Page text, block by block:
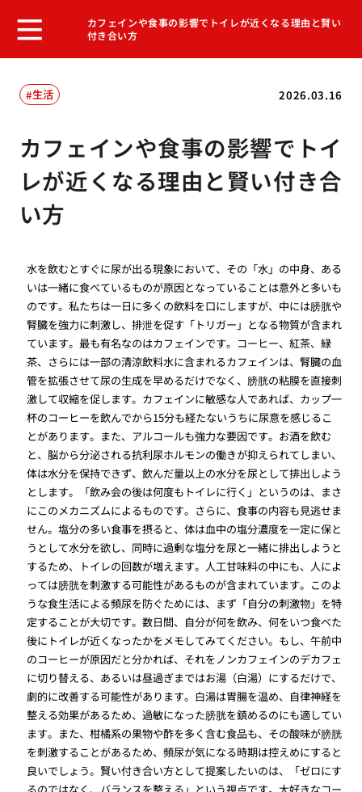
カフェインや食事の影響でトイレが近くなる理由と賢い
付き合い方
2026.03.16
生活
カフェインや食事の影響でトイ
レが近くなる理由と賢い付き合
い方
水を飲むとすぐに尿が出る現象において、その「水」の中身、ある
いは一緒に食べているものが原因となっていることは意外と多いも
のです。私たちは一日に多くの飲料を口にしますが、中には膀胱や
腎臓を強力に刺激し、排泄を促す「トリガー」となる物質が含まれ
ています。最も有名なのはカフェインです。コーヒー、紅茶、緑
茶、さらには一部の清涼飲料水に含まれるカフェインは、腎臓の血
管を拡張させて尿の生成を早めるだけでなく、膀胱の粘膜を直接刺
激して収縮を促します。カフェインに敏感な人であれば、カップ一
杯のコーヒーを飲んでから15分も経たないうちに尿意を感じるこ
とがあります。また、アルコールも強力な要因です。お酒を飲む
と、脳から分泌される抗利尿ホルモンの働きが抑えられてしまい、
体は水分を保持できず、飲んだ量以上の水分を尿として排出しよう
とします。「飲み会の後は何度もトイレに行く」というのは、まさ
にこのメカニズムによるものです。さらに、食事の内容も見逃せま
せん。塩分の多い食事を摂ると、体は血中の塩分濃度を一定に保と
うとして水分を欲し、同時に過剰な塩分を尿と一緒に排出しようと
するため、トイレの回数が増えます。人工甘味料の中にも、人によ
っては膀胱を刺激する可能性があるものが含まれています。このよ
うな食生活による頻尿を防ぐためには、まず「自分の刺激物」を特
定することが大切です。数日間、自分が何を飲み、何をいつ食べた
後にトイレが近くなったかをメモしてみてください。もし、午前中
のコーヒーが原因だと分かれば、それをノンカフェインのデカフェ
に切り替える、あるいは昼過ぎまではお湯（白湯）にするだけで、
劇的に改善する可能性があります。白湯は胃腸を温め、自律神経を
整える効果があるため、過敏になった膀胱を鎮めるのにも適してい
ます。また、柑橘系の果物や酢を多く含む食品も、その酸味が膀胱
を刺激することがあるため、頻尿が気になる時期は控えめにすると
良いでしょう。賢い付き合い方として提案したいのは、「ゼロにす